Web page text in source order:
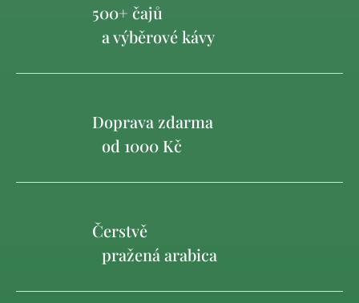
500+ čajů
a výběrové kávy
Doprava zdarma
od 1000 Kč
Čerstvě
pražená arabica